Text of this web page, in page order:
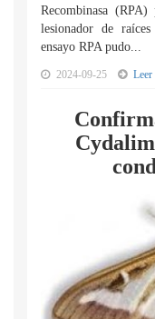
Recombinasa
lesionador de
ensayo RPA pudo...
2024-09-25 Leer